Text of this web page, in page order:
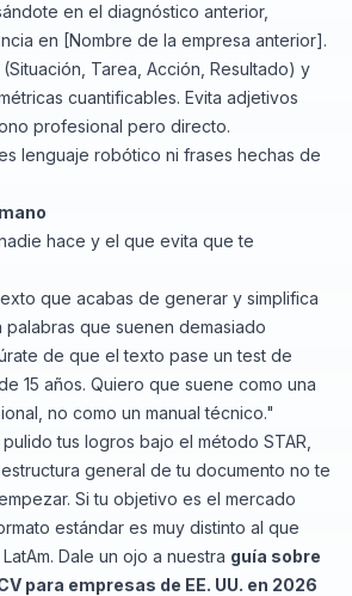
en el diagnóstico anterior,
en [Nombre de la empresa anterior].
Tarea, Acción, Resultado) y
cuantificables. Evita adjetivos
profesional pero directo.
lenguaje robótico ni frases hechas de
hace y el que evita que te
que acabas de generar y simplifica
palabras que suenen demasiado
de que el texto pase un test de
15 años. Quiero que suene como una
no como un manual técnico."
tus logros bajo el método STAR,
general de tu documento no te
Si tu objetivo es el mercado
estándar es muy distinto al que
Dale un ojo a nuestra guía sobre
para empresas de EE. UU. en 2026